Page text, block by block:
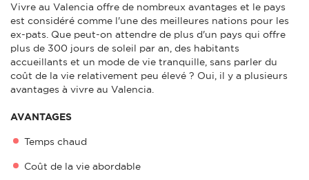
Vivre au Valencia offre de nombreux avantages et le pays
est considéré comme l'une des meilleures nations pour les
ex-pats. Que peut-on attendre de plus d'un pays qui offre
plus de 300 jours de soleil par an, des habitants
accueillants et un mode de vie tranquille, sans parler du
coût de la vie relativement peu élevé ? Oui, il y a plusieurs
avantages à vivre au Valencia.
AVANTAGES
Temps chaud
Coût de la vie abordable